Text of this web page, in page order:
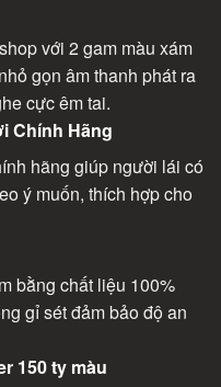
với 2 gam màu xám
gọn âm thanh phát ra
cực êm tai.
Chính Hãng
hãng giúp người lái có
ý muốn, thích hợp cho
bằng chất liệu 100%
gỉ sét đảm bảo độ an
150 ty màu